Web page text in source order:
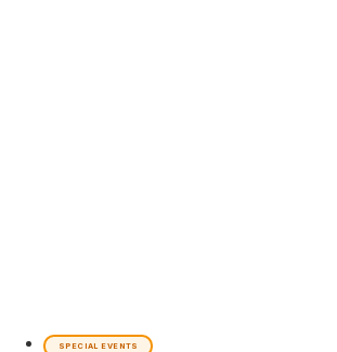
SPECIAL EVENTS